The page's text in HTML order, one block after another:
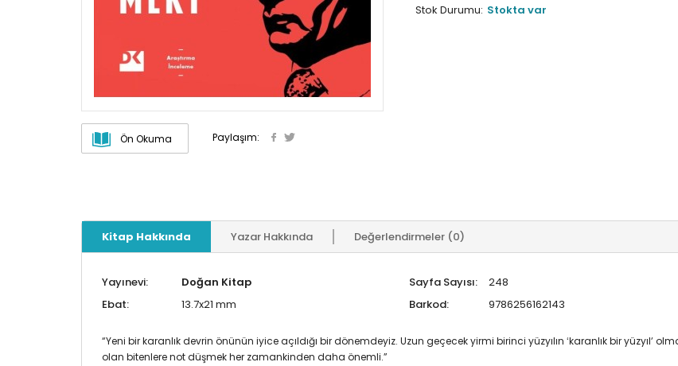
Ön Okuma Paylaşım:
Stok Durumu: Stokta var
Kitap Hakkında Yazar Hakkında Değerlendirmeler (0)
Yayınevi: Doğan Kitap Sayfa Sayısı: 248
Ebat:
13.7x21 mm Barkod: 9786256162143
“Yeni bir karanlık devrin önünün iyice açıldığı bir dönemdeyiz. Uzun geçecek yirmi birinci yüzyılın ʻkaranlık bir
olan bitenlere not düşmek her zamankinden daha önemli.”